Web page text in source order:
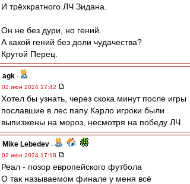
И трёхкратного ЛЧ Зидана.
Он не без дури, но гений.
А какой гений без доли чудачества?
Крутой Перец.
agk -
02 июн 2024 17:42
Хотел бы узнать, через скока минут после игры
пославшие в лес папу Карло игроки были
выпизжены на мороз, несмотря на победу ЛЧ.
Mike Lebedev -
02 июн 2024 17:18
Реал - позор европейского футбола
О так называемом финале у меня всё